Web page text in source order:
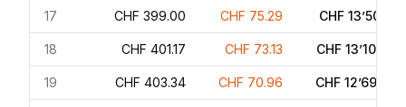
17 CHF 399.00 CHF 75.29 CHF 13’501.55
18 CHF 401.17 CHF 73.13 CHF 13’100.38
19 CHF 403.34 CHF 70.96 CHF 12’697.04